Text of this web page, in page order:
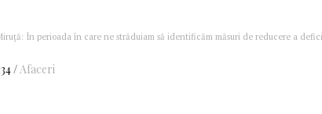
În perioada în care ne străduiam să identificăm măsuri de reducere a
Afaceri